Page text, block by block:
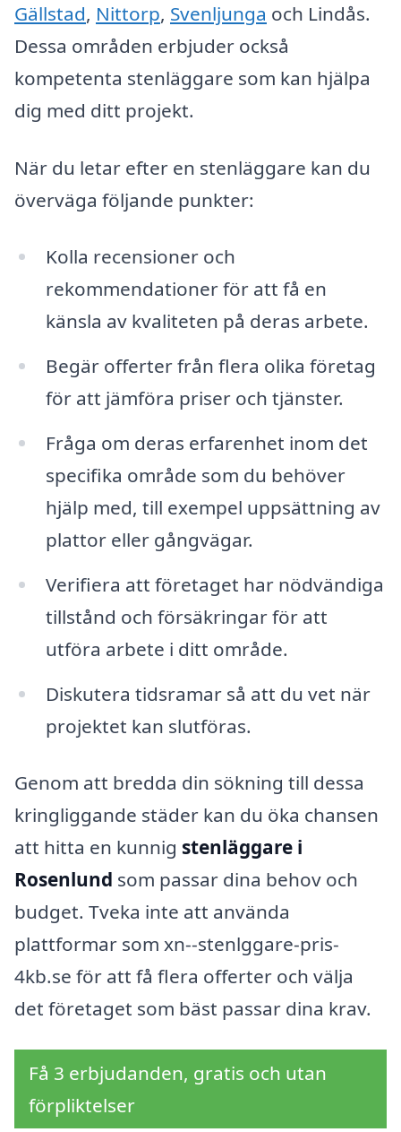
Gällstad, Nittorp, Svenljunga och Lindås.
Dessa områden erbjuder också
kompetenta stenläggare som kan hjälpa
dig med ditt projekt.
När du letar efter en stenläggare kan du
överväga följande punkter:
Kolla recensioner och
rekommendationer för att få en
känsla av kvaliteten på deras arbete.
Begär offerter från flera olika företag
för att jämföra priser och tjänster.
Fråga om deras erfarenhet inom det
specifika område som du behöver
hjälp med, till exempel uppsättning av
plattor eller gångvägar.
Verifiera att företaget har nödvändiga
tillstånd och försäkringar för att
utföra arbete i ditt område.
Diskutera tidsramar så att du vet när
projektet kan slutföras.
Genom att bredda din sökning till dessa
kringliggande städer kan du öka chansen
att hitta en kunnig stenläggare i
Rosenlund som passar dina behov och
budget. Tveka inte att använda
plattformar som xn--stenlggare-pris-
4kb.se för att få flera offerter och välja
det företaget som bäst passar dina krav.
Få 3 erbjudanden, gratis och utan
förpliktelser